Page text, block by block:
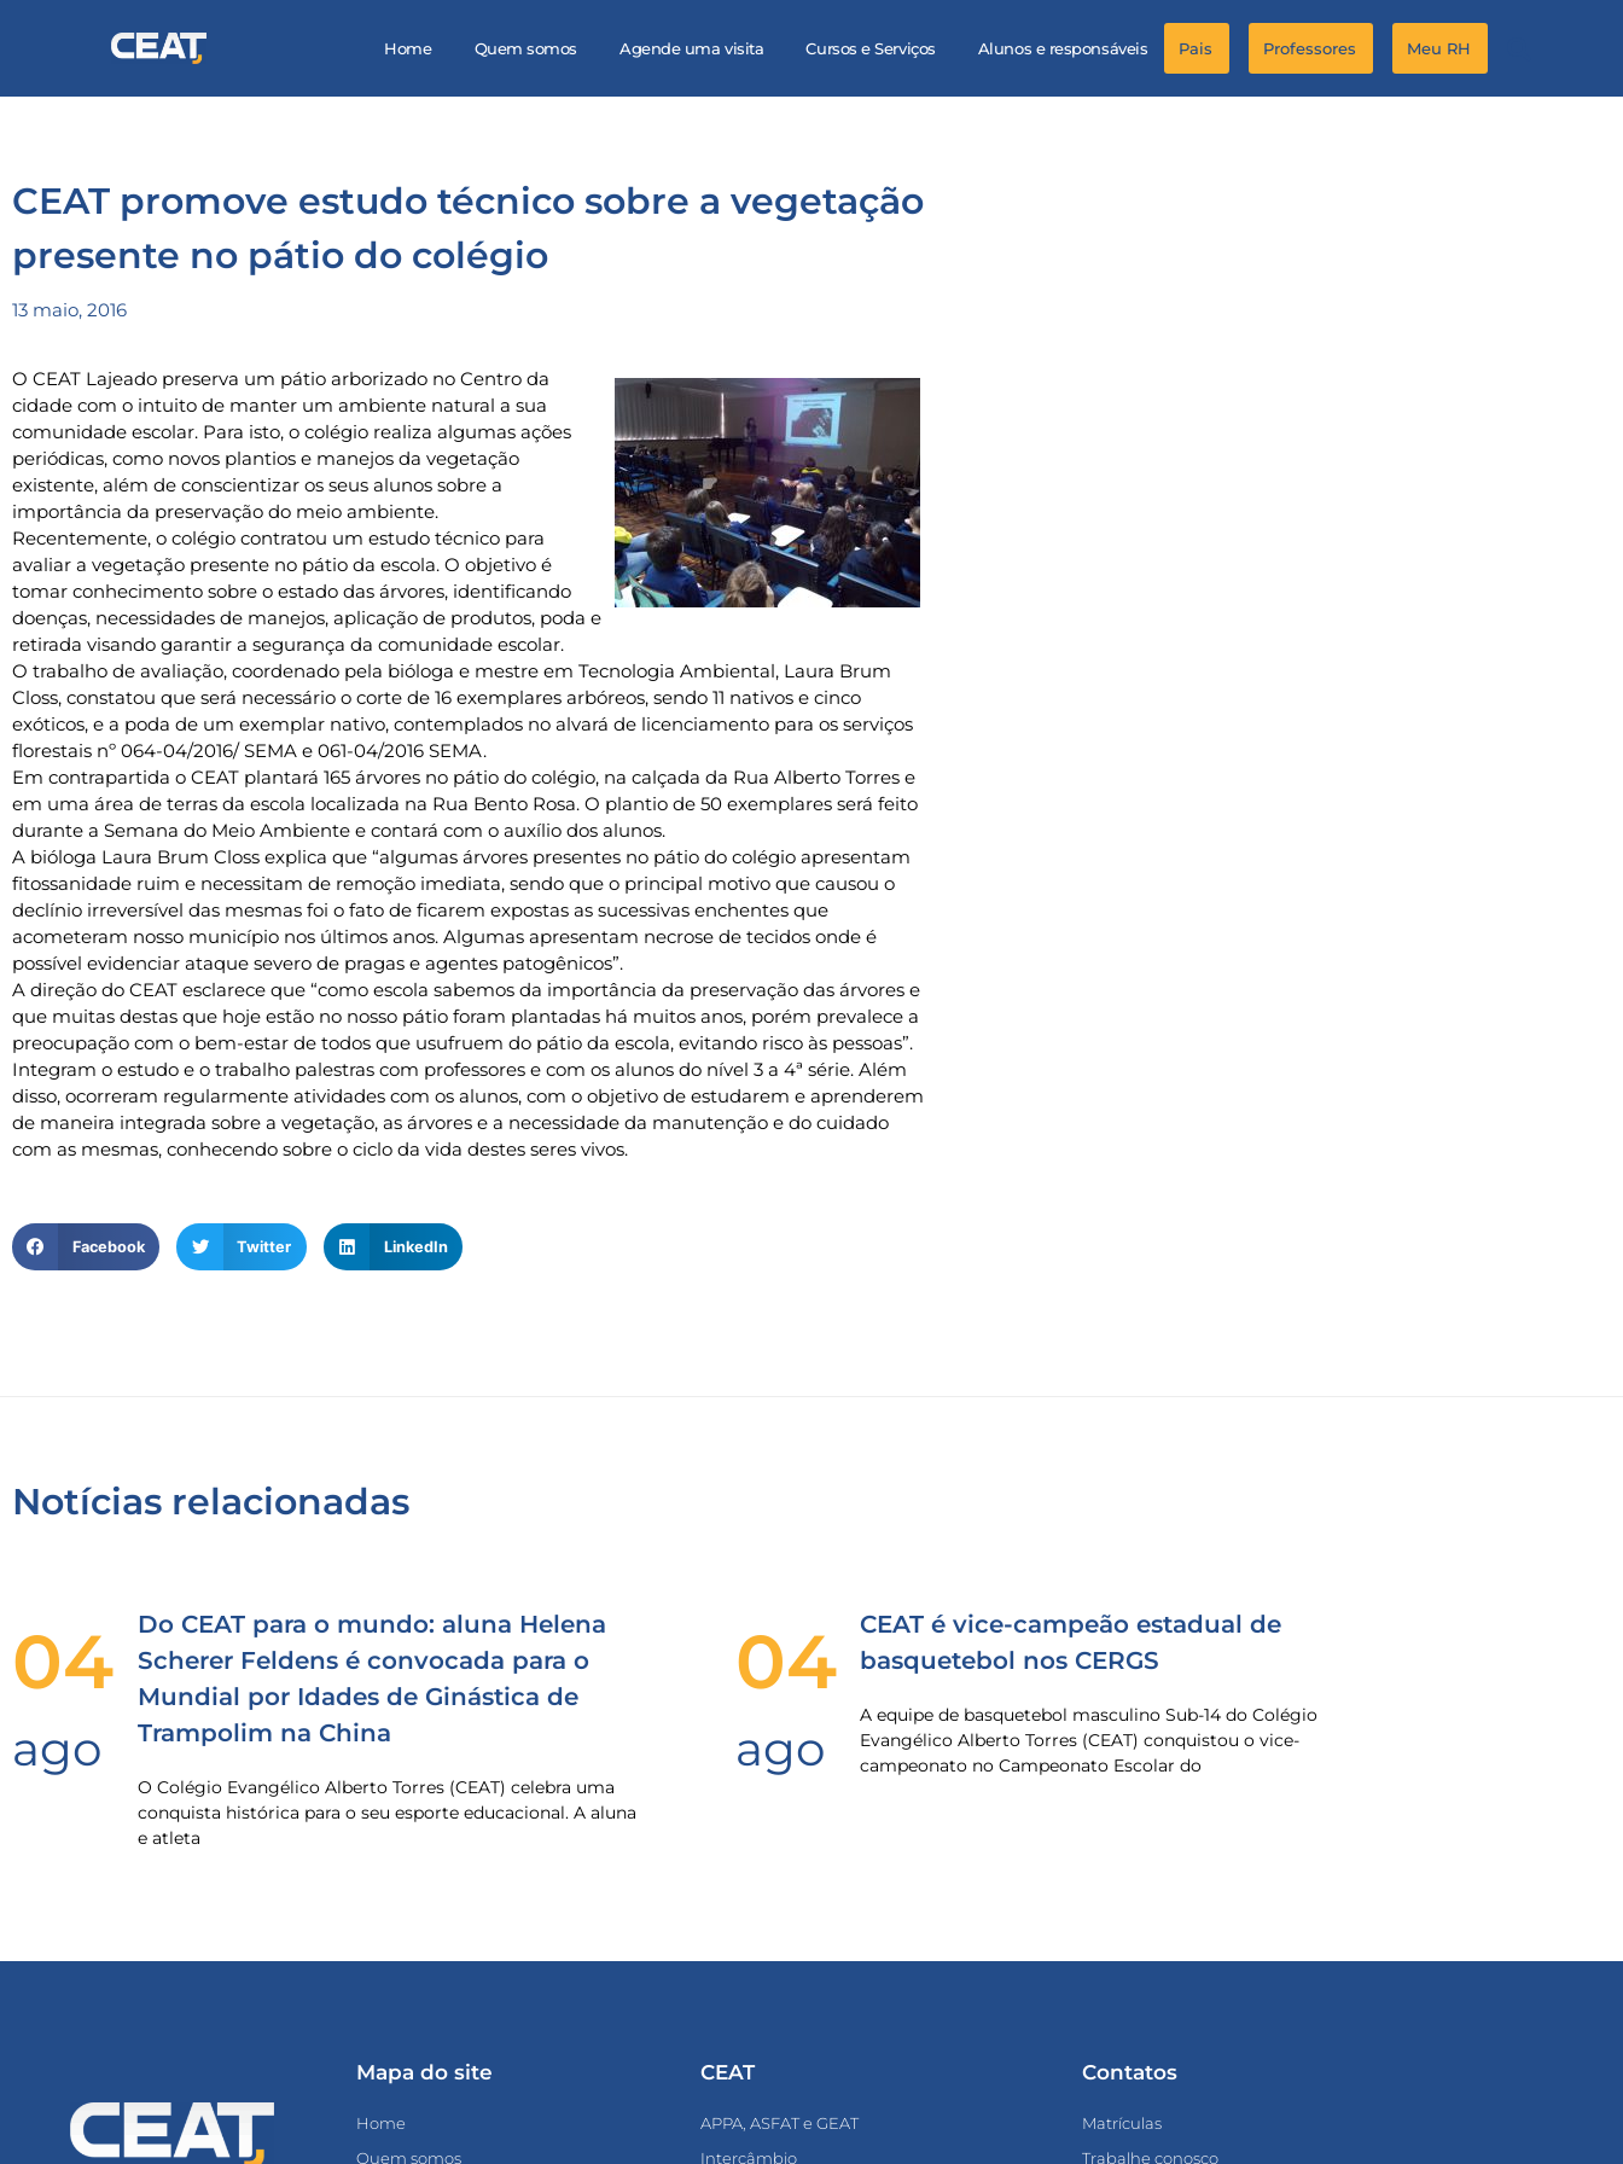
Home Quem somos Agende uma visita Cursos e Serviços Alunos e responsáveis Pais Professores Meu RH
CEAT promove estudo técnico sobre a vegetação
presente no pátio do colégio
13 maio, 2016
O CEAT Lajeado preserva um pátio arborizado no Centro da
cidade com o intuito de manter um ambiente natural a sua
comunidade escolar. Para isto, o colégio realiza algumas ações
periódicas, como novos plantios e manejos da vegetação
existente, além de conscientizar os seus alunos sobre a
importância da preservação do meio ambiente.
Recentemente, o colégio contratou um estudo técnico para
avaliar a vegetação presente no pátio da escola. O objetivo é
tomar conhecimento sobre o estado das árvores, identificando
doenças, necessidades de manejos, aplicação de produtos, poda e
retirada visando garantir a segurança da comunidade escolar.
O trabalho de avaliação, coordenado pela bióloga e mestre em Tecnologia Ambiental, Laura Brum
Closs, constatou que será necessário o corte de 16 exemplares arbóreos, sendo 11 nativos e cinco
exóticos, e a poda de um exemplar nativo, contemplados no alvará de licenciamento para os serviços
florestais nº 064-04/2016/ SEMA e 061-04/2016 SEMA.
Em contrapartida o CEAT plantará 165 árvores no pátio do colégio, na calçada da Rua Alberto Torres e
em uma área de terras da escola localizada na Rua Bento Rosa. O plantio de 50 exemplares será feito
durante a Semana do Meio Ambiente e contará com o auxílio dos alunos.
A bióloga Laura Brum Closs explica que “algumas árvores presentes no pátio do colégio apresentam
fitossanidade ruim e necessitam de remoção imediata, sendo que o principal motivo que causou o
declínio irreversível das mesmas foi o fato de ficarem expostas as sucessivas enchentes que
acometeram nosso município nos últimos anos. Algumas apresentam necrose de tecidos onde é
possível evidenciar ataque severo de pragas e agentes patogênicos”.
A direção do CEAT esclarece que “como escola sabemos da importância da preservação das árvores e
que muitas destas que hoje estão no nosso pátio foram plantadas há muitos anos, porém prevalece a
preocupação com o bem-estar de todos que usufruem do pátio da escola, evitando risco às pessoas”.
Integram o estudo e o trabalho palestras com professores e com os alunos do nível 3 a 4ª série. Além
disso, ocorreram regularmente atividades com os alunos, com o objetivo de estudarem e aprenderem
de maneira integrada sobre a vegetação, as árvores e a necessidade da manutenção e do cuidado
com as mesmas, conhecendo sobre o ciclo da vida destes seres vivos.
Facebook Twitter LinkedIn
Notícias relacionadas
04
ago
Do CEAT para o mundo: aluna Helena
Scherer Feldens é convocada para o
Mundial por Idades de Ginástica de
Trampolim na China
O Colégio Evangélico Alberto Torres (CEAT) celebra uma
conquista histórica para o seu esporte educacional. A aluna
e atleta
04
ago
CEAT é vice-campeão estadual de
basquetebol nos CERGS
A equipe de basquetebol masculino Sub-14 do Colégio
Evangélico Alberto Torres (CEAT) conquistou o vice-
campeonato no Campeonato Escolar do
Mapa do site
Home
Quem somos
CEAT
APPA, ASFAT e GEAT
Intercâmbio
Contatos
Matrículas
Trabalhe conosco